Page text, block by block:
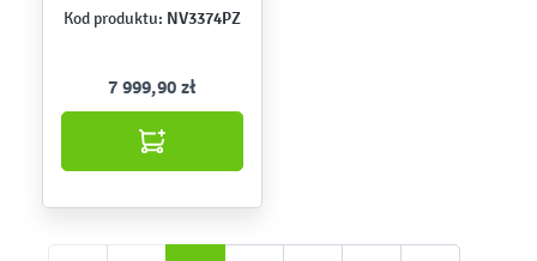
Kod produktu: NV3374PZ
7 999,90 zł